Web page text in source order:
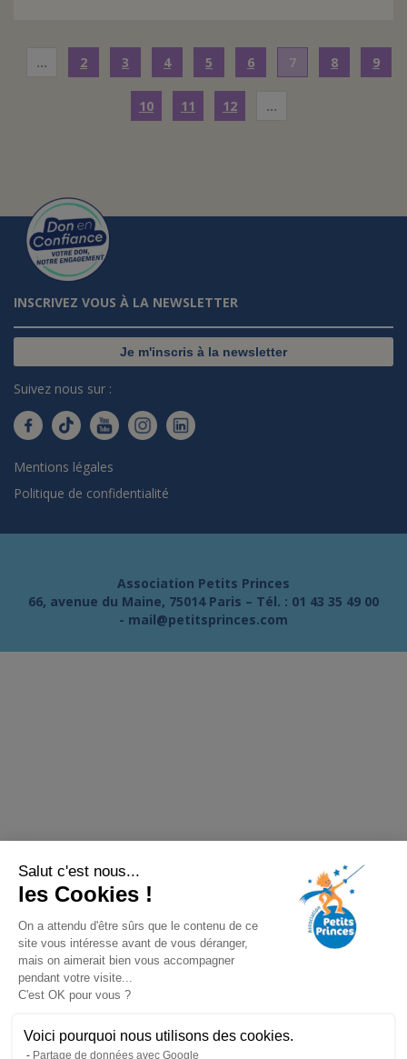
Salut c'est nous...
les Cookies !
On a attendu d'être sûrs que le contenu de ce
site vous intéresse avant de vous déranger,
mais on aimerait bien vous accompagner
pendant votre visite...
C'est OK pour vous ?
Voici pourquoi nous utilisons des cookies.
Partage de données avec Google
… 2 3 4 5 6 7 8 9
10 11 12 …
INSCRIVEZ VOUS À LA NEWSLETTER
Je m'inscris à la newsletter
Suivez nous sur :
Mentions légales
Politique de confidentialité
Association Petits Princes
66, avenue du Maine, 75014 Paris – Tél. : 01 43 35 49 00
- mail@petitsprinces.com